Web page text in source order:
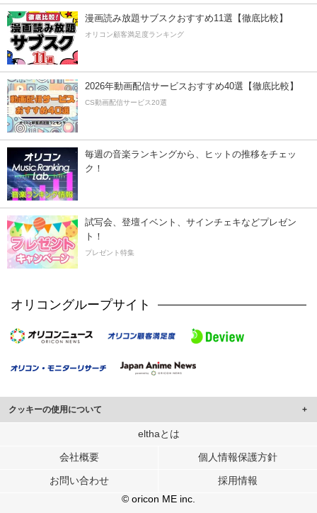
漫画読み放題サブスクおすすめ11選【徹底比較】
オリコン顧客満足度ランキング
2026年動画配信サービスおすすめ40選【徹底比較】
CS動画配信サービス20選
毎週の音楽ランキングから、ヒットの推移をチェッ
ク！
試写会、登壇イベント、サインチェキなどプレゼン
ト！
プレゼント特集
オリコングループサイト
クッキーの使用について
このサイトでは Cookie を使用して、ユーザーに合わせたコンテンツや広告の
行っています。
メディアや広告配信、データ解析の各パートナーに提供しています。
ユーザーが各パートナーのサービスを使用したときに収集した他の情報を組み
elthaとは
会社概要 個人情報保護方針
お問い合わせ
採用情報
© oricon ME inc.